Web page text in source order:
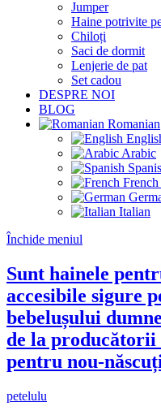
Jumper
Haine potrivite
Chiloți
Saci de dormit
Lenjerie de pat
Set cadou
DESPRE NOI
BLOG
Romanian
Arabic
Italian
Închide meniul
Sunt hainele
accesibile sigure
bebelușului
de la
pentru nou-
petelulu